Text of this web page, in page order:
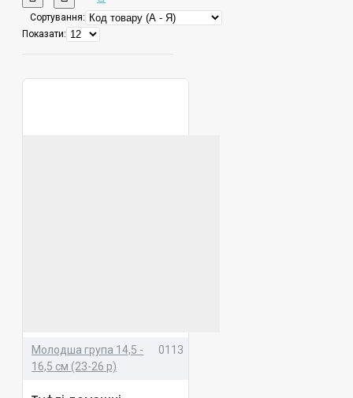
мм 5 42 / 270 мм
2 44 / 285 мм 4
45 / 290
46 / 295 мм
Сортування:
Показати:
Молодша група 14,5 -
16,5 см (23-26 р)
0113